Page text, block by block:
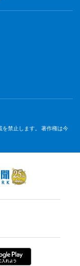
禁止します。 著作権は今